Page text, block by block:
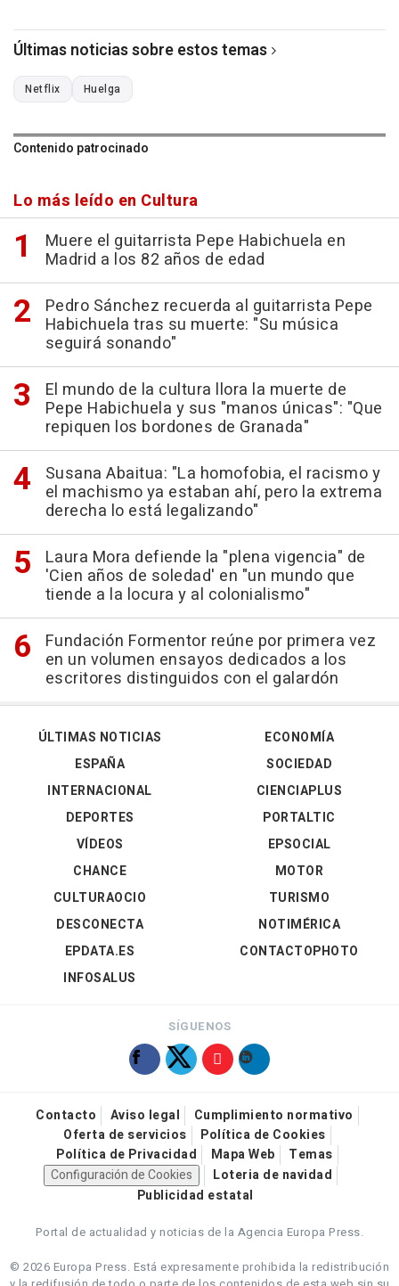
Últimas noticias sobre estos temas
Netflix Huelga
Contenido patrocinado
Lo más leído en Cultura
Muere el guitarrista Pepe Habichuela en
Madrid a los 82 años de edad
Pedro Sánchez recuerda al guitarrista Pepe
Habichuela tras su muerte: "Su música
seguirá sonando"
El mundo de la cultura llora la muerte de
Pepe Habichuela y sus "manos únicas": "Que
repiquen los bordones de Granada"
Susana Abaitua: "La homofobia, el racismo y
el machismo ya estaban ahí, pero la extrema
derecha lo está legalizando"
Laura Mora defiende la "plena vigencia" de
'Cien años de soledad' en "un mundo que
tiende a la locura y al colonialismo"
Fundación Formentor reúne por primera vez
en un volumen ensayos dedicados a los
escritores distinguidos con el galardón
ÚLTIMAS NOTICIAS
ESPAÑA
INTERNACIONAL
DEPORTES
VÍDEOS
ECONOMÍA
SOCIEDAD
CIENCIAPLUS
PORTALTIC
EPSOCIAL
CHANCE
CULTURAOCIO
DESCONECTA
EPDATA.ES
INFOSALUS
MOTOR
TURISMO
NOTIMÉRICA
CONTACTOPHOTO
SÍGUENOS
Contacto Aviso legal
Cumplimiento normativo
Oferta de servicios
Política de Cookies
Política de Privacidad
Mapa Web
Temas
Configuración de Cookies
Loteria de navidad
Publicidad estatal
Portal de actualidad y noticias de la Agencia Europa Press.
© 2026 Europa Press. Está expresamente prohibida la redistribución